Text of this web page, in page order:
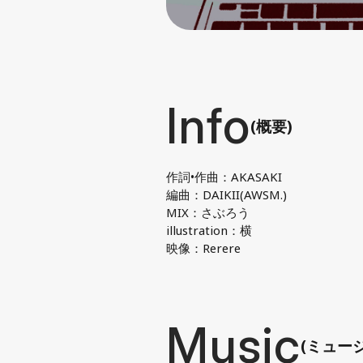
Info(概要)
作詞•作曲：AKASAKI
編曲：DAIKII(AWSM.)
MIX：さぶろう
illustration：横
映像：Rerere
Music(ミュー